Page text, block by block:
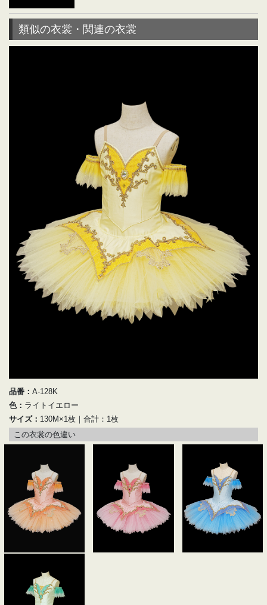
類似の衣裳・関連の衣裳
品番： A-128K
色： ライトイエロー
サイズ： 130M×1枚｜合計：1枚
この衣裳の色違い